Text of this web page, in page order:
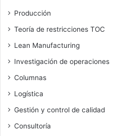
Producción
Teoría de restricciones TOC
Lean Manufacturing
Investigación de operaciones
Columnas
Logística
Gestión y control de calidad
Consultoría